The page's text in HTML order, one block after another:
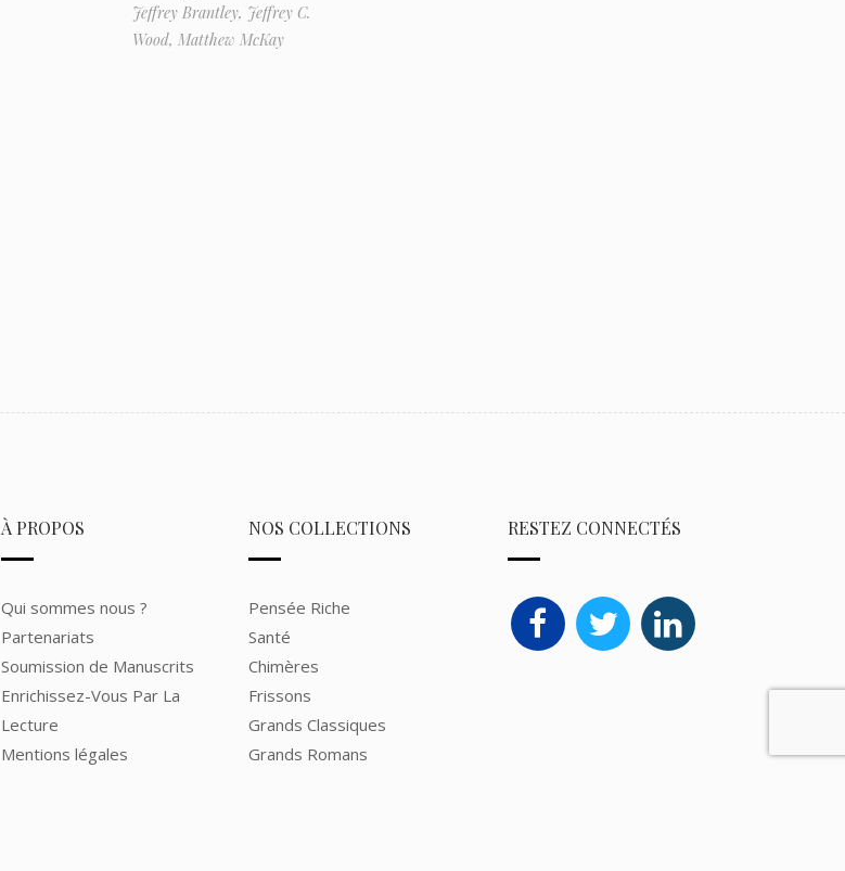
Jeffrey Brantley, Jeffrey C.
Wood, Matthew McKay
À PROPOS
Qui sommes nous ?
Partenariats
Soumission de Manuscrits
Enrichissez-Vous Par La
Lecture
Mentions légales
NOS COLLECTIONS
Pensée Riche
Santé
Chimères
Frissons
Grands Classiques
Grands Romans
RESTEZ CONNECTÉS